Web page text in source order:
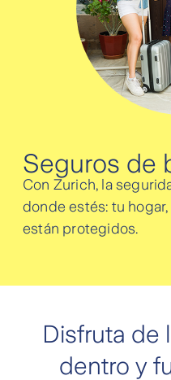
Seguros de
Con Zurich, la
donde estés: tu
están protegidos.
Disfruta de
dentro y